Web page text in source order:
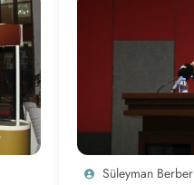
Süleyman Berber